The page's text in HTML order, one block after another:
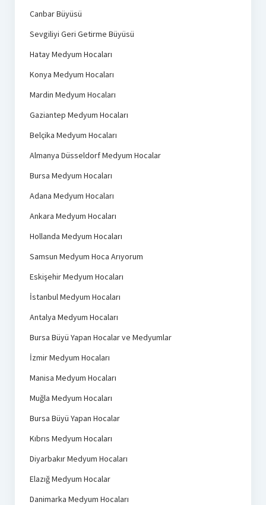
Canbar Büyüsü
Sevgiliyi Geri Getirme Büyüsü
Hatay Medyum Hocaları
Konya Medyum Hocaları
Mardin Medyum Hocaları
Gaziantep Medyum Hocaları
Belçika Medyum Hocaları
Almanya Düsseldorf Medyum Hocalar
Bursa Medyum Hocaları
Adana Medyum Hocaları
Ankara Medyum Hocaları
Hollanda Medyum Hocaları
Samsun Medyum Hoca Arıyorum
Eskişehir Medyum Hocaları
İstanbul Medyum Hocaları
Antalya Medyum Hocaları
Bursa Büyü Yapan Hocalar ve Medyumlar
İzmir Medyum Hocaları
Manisa Medyum Hocaları
Muğla Medyum Hocaları
Bursa Büyü Yapan Hocalar
Kıbrıs Medyum Hocaları
Diyarbakır Medyum Hocaları
Elazığ Medyum Hocalar
Danimarka Medyum Hocaları